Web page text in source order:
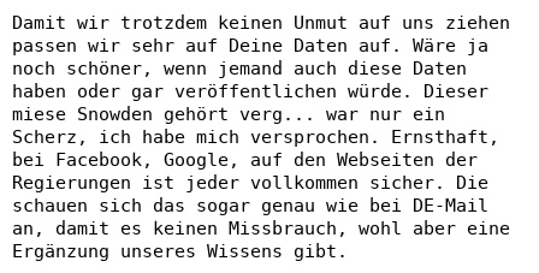
Damit wir trotzdem keinen Unmut auf uns ziehen
passen wir sehr auf Deine Daten auf. Wäre ja
noch schöner, wenn jemand auch diese Daten
haben oder gar veröffentlichen würde. Dieser
miese Snowden gehört verg... war nur ein
Scherz, ich habe mich versprochen. Ernsthaft,
bei Facebook, Google, auf den Webseiten der
Regierungen ist jeder vollkommen sicher. Die
schauen sich das sogar genau wie bei DE-Mail
an, damit es keinen Missbrauch, wohl aber eine
Ergänzung unseres Wissens gibt.